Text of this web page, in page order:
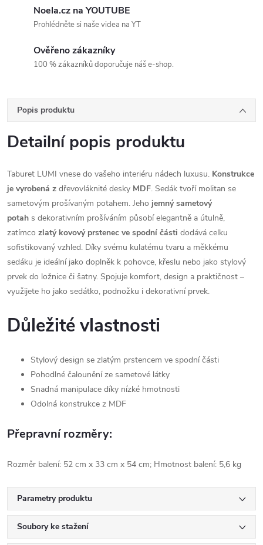
Noela.cz na YOUTUBE
Prohlédněte si naše videa na YT
Ověřeno zákazníky
100 % zákazníků doporučuje náš e-shop.
Popis produktu
Detailní popis produktu
Taburet LUMI vnese do vašeho interiéru nádech luxusu. Konstrukce
je vyrobená z dřevovláknité desky MDF. Sedák tvoří molitan se
sametovým prošívaným potahem. Jeho jemný sametový
potah s dekorativním prošíváním působí elegantně a útulně,
zatímco zlatý kovový prstenec ve spodní části dodává celku
sofistikovaný vzhled. Díky svému kulatému tvaru a měkkému
sedáku je ideální jako doplněk k pohovce, křeslu nebo jako stylový
prvek do ložnice či šatny. Spojuje komfort, design a praktičnost –
využijete ho jako sedátko, podnožku i dekorativní prvek.
Důležité vlastnosti
Stylový design se zlatým prstencem ve spodní části
Pohodlné čalounění ze sametové látky
Snadná manipulace díky nízké hmotnosti
Odolná konstrukce z MDF
Přepravní rozměry:
Rozměr balení: 52 cm x 33 cm x 54 cm; Hmotnost balení: 5,6 kg
Parametry produktu
Soubory ke stažení